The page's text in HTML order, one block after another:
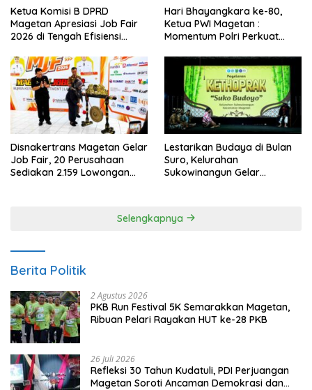
Ketua Komisi B DPRD
Magetan Apresiasi Job Fair
2026 di Tengah Efisiensi
Hari Bhayangkara ke-80,
Ketua PWI Magetan :
Momentum Polri Perkuat
Disnakertrans Magetan Gelar
Job Fair, 20 Perusahaan
Sediakan 2.159 Lowongan
Lestarikan Budaya di Bulan
Suro, Kelurahan
Sukowinangun Gelar
Selengkapnya
Berita Politik
2 Agustus 2026
PKB Run Festival 5K Semarakkan Magetan,
Ribuan Pelari Rayakan HUT ke-28 PKB
26 Juli 2026
Refleksi 30 Tahun Kudatuli, PDI Perjuangan
Magetan Soroti Ancaman Demokrasi dan